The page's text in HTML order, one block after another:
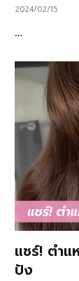
2024/02/15
…
แชร์! ตำแ
ปัง